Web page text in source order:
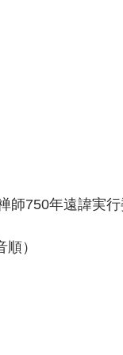
師750年遠諱実
）